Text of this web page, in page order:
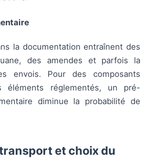
la documentation entraînent des
des amendes et parfois la
envois. Pour des composants
éléments réglementés, un pré-
diminue la probabilité de
et choix du